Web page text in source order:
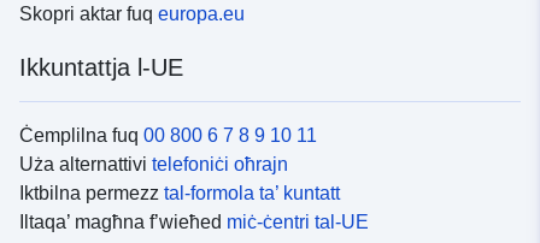
Skopri aktar fuq europa.eu
Ikkuntattja l-UE
Ċemplilna fuq 00 800 6 7 8 9 10 11
Uża alternattivi telefoniċi oħrajn
Iktbilna permezz tal-formola ta’ kuntatt
Iltaqa’ magħna f’wieħed miċ-ċentri tal-UE